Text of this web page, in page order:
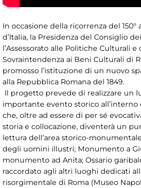
In occasione della ricorrenza del 150°
d’Italia, la Presidenza del Consiglio
l’Assessorato alle Politiche Culturali
Sovraintendenza ai Beni Culturali di
promosso l’istituzione di un nuovo
alla Repubblica Romana del 1849.
Il progetto prevede di realizzare un
importante evento storico all’interno
che, oltre ad essere di per sé
storia e collocazione, diventerà un
lettura dell’area storico-
degli uomini illustri; Monumento a
monumento ad Anita; Ossario
raccordato agli altri luoghi dedicati
risorgimentale di Roma (Museo